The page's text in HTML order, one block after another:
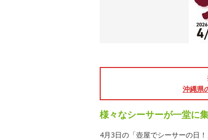
沖縄県
様々なシーサーが一堂に
4月3日の「壺屋でシーサーの日